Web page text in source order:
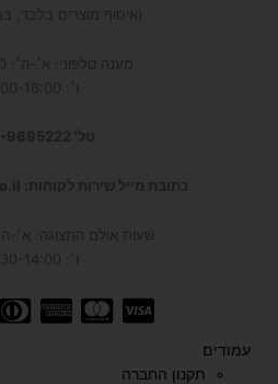
(איסוף מוצרים בלבד,
מענה טלפוני: א׳-ה׳: 9:00-21:30
ו׳: 9:00-16:00
טל' 050-9695222
כתובת מייל שירות לקוחות: hello@idosport.co.il
שעות אולם התצוגה: א׳-ה׳, 9:00-
ו׳: 9:30-14:00
עמודים
תקנון החברה